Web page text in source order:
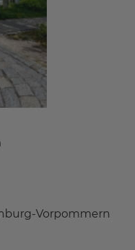
Vorpommern